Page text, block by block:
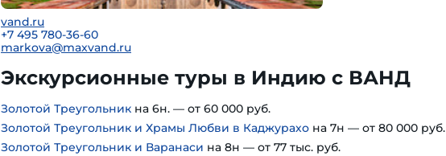
vand.ru
+7 495 780-36-60
markova@maxvand.ru
Экскурсионные туры в Индию с ВАНД
Золотой Треугольник на 6н. — от 60 000 руб.
Золотой Треугольник и Храмы Любви в Каджурахо на 7н — от 80 000 руб.
Золотой Треугольник и Варанаси на 8н — от 77 тыс. руб.